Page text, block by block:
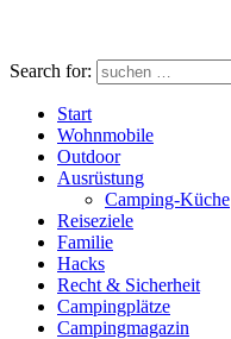
Search for:
Start
Wohnmobile
Outdoor
Ausrüstung
Camping-Küche
Reiseziele
Familie
Hacks
Recht & Sicherheit
Campingplätze
Campingmagazin